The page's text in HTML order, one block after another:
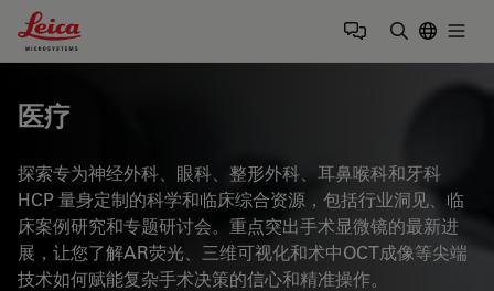
Leica Microsystems Logo
医疗
探索专为神经外科、眼科、整形外科、耳鼻喉科和牙科
HCP 量身定制的科学和临床综合资源，包括行业洞见、临
床案例研究和专题研讨会。重点突出手术显微镜的最新进
展，让您了解AR荧光、三维可视化和术中OCT成像等尖端
技术如何赋能复杂手术决策的信心和精准操作。